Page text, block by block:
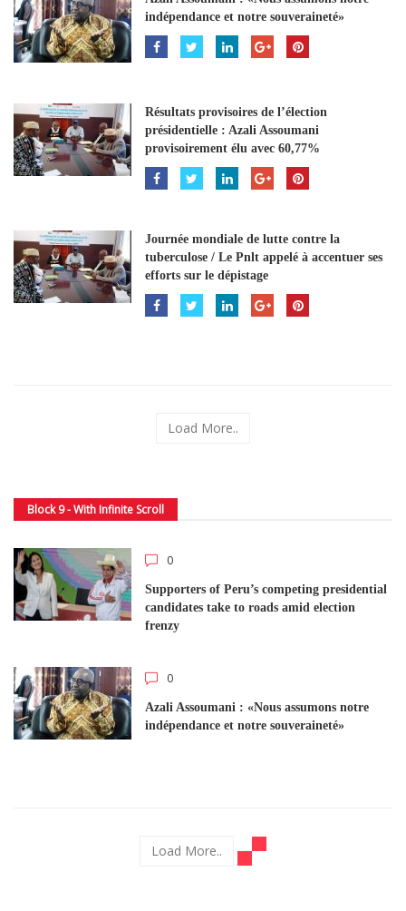
indépendance et notre souveraineté»
Résultats provisoires de l’élection
présidentielle : Azali Assoumani
provisoirement élu avec 60,77%
Journée mondiale de lutte contre la
tuberculose / Le Pnlt appelé à accentuer ses
efforts sur le dépistage
Load More..
Block 9 - With Infinite Scroll
0
Supporters of Peru’s competing presidential
candidates take to roads amid election
frenzy
0
Azali Assoumani : «Nous assumons notre
indépendance et notre souveraineté»
Load More..